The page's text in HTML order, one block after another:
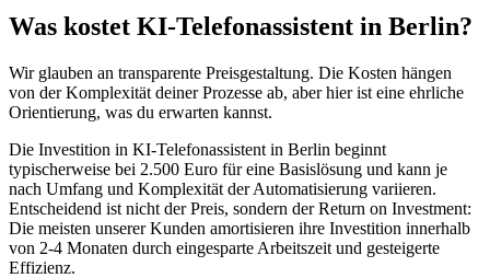
Was kostet KI-Telefonassistent in Berlin?
Wir glauben an transparente Preisgestaltung. Die Kosten hängen
von der Komplexität deiner Prozesse ab, aber hier ist eine ehrliche
Orientierung, was du erwarten kannst.
Die Investition in KI-Telefonassistent in Berlin beginnt
typischerweise bei 2.500 Euro für eine Basislösung und kann je
nach Umfang und Komplexität der Automatisierung variieren.
Entscheidend ist nicht der Preis, sondern der Return on Investment:
Die meisten unserer Kunden amortisieren ihre Investition innerhalb
von 2-4 Monaten durch eingesparte Arbeitszeit und gesteigerte
Effizienz.